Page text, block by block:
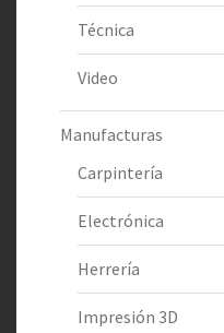
Técnica
Video
Manufacturas
Carpintería
Electrónica
Herrería
Impresión 3D